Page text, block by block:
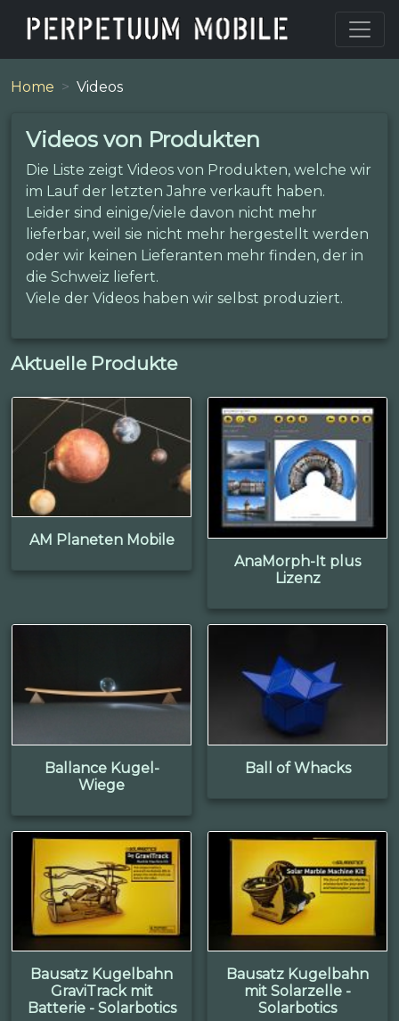
Home Videos
Videos von Produkten
Die Liste zeigt Videos von Produkten, welche wir
im Lauf der letzten Jahre verkauft haben.
Leider sind einige/viele davon nicht mehr
lieferbar, weil sie nicht mehr hergestellt werden
oder wir keinen Lieferanten mehr finden, der in
die Schweiz liefert.
Viele der Videos haben wir selbst produziert.
Aktuelle Produkte
AM Planeten Mobile
AnaMorph-It plus
Lizenz
Ballance Kugel-
Wiege
Ball of Whacks
Bausatz Kugelbahn
GraviTrack mit
Batterie - Solarbotics
Bausatz Kugelbahn
mit Solarzelle -
Solarbotics